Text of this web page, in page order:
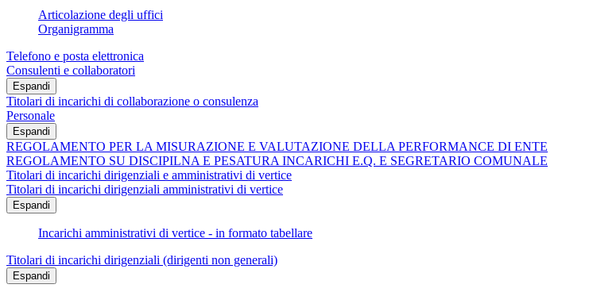
Articolazione degli uffici
Organigramma
Telefono e posta elettronica
Consulenti e collaboratori
Espandi
Titolari di incarichi di collaborazione o consulenza
Personale
Espandi
REGOLAMENTO PER LA MISURAZIONE E VALUTAZIONE DELLA PERFORMANCE DI ENTE
REGOLAMENTO SU DISCIPILNA E PESATURA INCARICHI E.Q. E SEGRETARIO COMUNALE
Titolari di incarichi dirigenziali e amministrativi di vertice
Titolari di incarichi dirigenziali amministrativi di vertice
Espandi
Incarichi amministrativi di vertice - in formato tabellare
Titolari di incarichi dirigenziali (dirigenti non generali)
Espandi